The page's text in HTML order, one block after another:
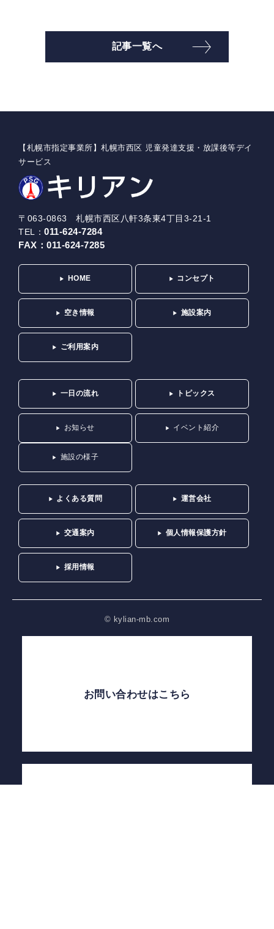
記事一覧へ
【札幌市指定事業所】札幌市西区 児童発達支援・放課後等デイ
サービス
〒063-0863 札幌市西区八軒3条東4丁目3-21-1
TEL：011-624-7284
FAX：011-624-7285
HOME コンセプト
空き情報 施設案内
ご利用案内
一日の流れ トピックス
お知らせ イベント紹介
施設の様子
よくある質問 運営会社
交通案内 個人情報保護方針
採用情報
© kylian-mb.com
お問い合わせはこちら